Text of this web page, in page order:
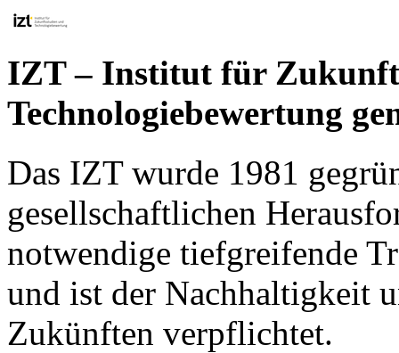
IZT – Institut für
Technologiebewertung
Das IZT wurde 1981
gesellschaftlichen
notwendige tiefgreifende
und ist der Nachhaltigkeit
Zukünften verpflichtet.